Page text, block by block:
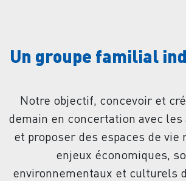
Un groupe familial
Notre objectif, concevoir et
demain en concertation avec
et proposer des espaces de vie
enjeux économiques,
environnementaux et culturels